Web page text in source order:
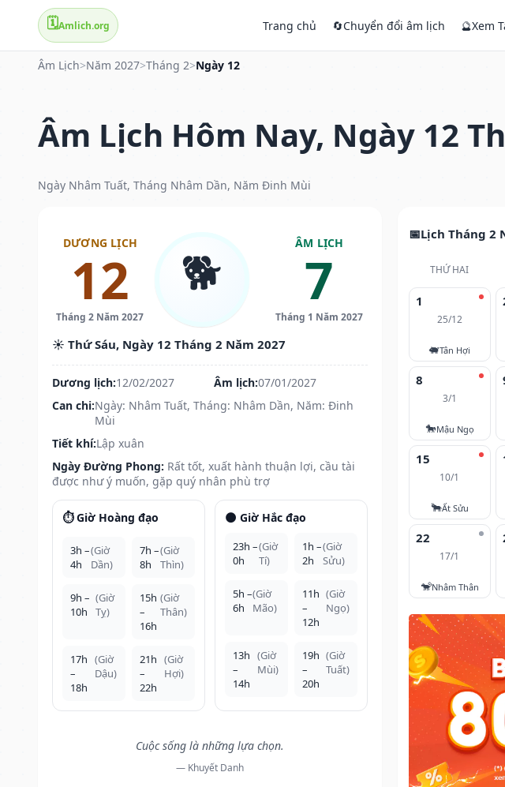
🗓️Amlich.org Trang chủ 🔄Chuyển đổi âm lịch 🔮Xem
Âm Lịch>Năm 2027>Tháng 2>Ngày 12
Âm Lịch Hôm Nay, Ngày 12
Ngày Nhâm Tuất, Tháng Nhâm Dần, Năm Đinh Mùi
DƯƠNG LỊCH
12
Tháng 2 Năm 2027
🐕 ÂM LỊCH
7
Tháng 1 Năm 2027
☀️ Thứ Sáu, Ngày 12 Tháng 2 Năm 2027
Dương lịch:12/02/2027 Âm lịch:07/01/2027
Can chi:Ngày: Nhâm Tuất, Tháng: Nhâm Dần, Năm: Đinh
Mùi
Tiết khí:Lập xuân
Ngày Đường Phong: Rất tốt, xuất hành thuận lợi, cầu tài
được như ý muốn, gặp quý nhân phù trợ
⏱️ Giờ Hoàng đạo
3h –
4h
(Giờ
Dần)
7h –
8h
(Giờ
Thìn)
9h –
10h
(Giờ
Tỵ)
15h
–
16h
(Giờ
Thân)
17h
–
18h
(Giờ
Dậu)
21h
–
22h
(Giờ
Hợi)
🌑 Giờ Hắc đạo
23h –
0h
(Giờ
Tí)
1h –
2h
(Giờ
Sửu)
5h –
6h
(Giờ
Mão)
11h
–
12h
(Giờ
Ngọ)
13h
–
14h
(Giờ
Mùi)
19h
–
20h
(Giờ
Tuất)
Cuộc sống là những lựa chọn.
— Khuyết Danh
Lịch Tháng 2
THỨ HAI
1
25/12
🐖Tân Hợi
8
3/1
🐎Mậu Ngọ
15
10/1
🐂Ất Sửu
22
17/1
🐒Nhâm Thân